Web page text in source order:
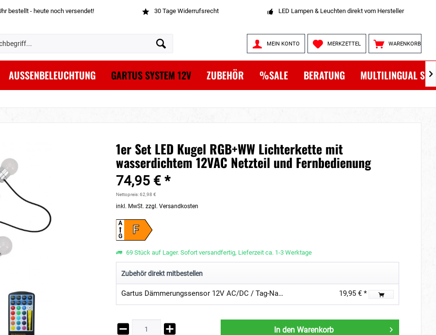
bestellt - heute noch versendet! 30 Tage Widerrufsrecht LED Lampen & Leuchten direkt vom Hersteller
WARENKORB
MERKZETTEL
MEIN KONTO
AUSSENBELEUCHTUNG GARTUS SYSTEM 12V ZUBEHÖR %SALE BERATUNG MULTILINGUAL 
1er Set LED Kugel RGB+WW Lichterkette mit
wasserdichtem 12VAC Netzteil und Fernbedienung
74,95 € *
Nettopreis: 62,98 €
inkl. MwSt.zzgl. Versandkosten
F
A
G
69 Stück auf Lager. Sofort versandfertig, Lieferzeit ca. 1-3 Werktage
Zubehör direkt mitbestellen
Gartus Dämmerungssensor 12V AC/DC / Tag-Nacht-Schalter 19,95 € *
In den Warenkorb